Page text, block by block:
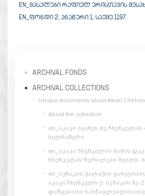
EN_ᲛᲐᲡᲐᲚᲔᲑᲘ ᲠᲐᲤᲘᲔᲚ ᲔᲠᲘᲡᲗᲐᲕᲘᲡ
EN_ᲤᲝᲜᲓᲘ 2, ᲐᲜᲐᲬᲔᲠᲘ 1, ᲡᲐᲥᲛᲔ 1197
ARCHIVAL FONDS
ARCHIVAL COLLECTIONS
Unique documents about Akaki
About the collection
en_აკაკი ივანეს ძე
ხელნაწერი
en_აკაკი ჩხენკელის მამის
ჩხენკელის წერილები შვილს.
en_სენაკის ქალაქის
აკაკი ჩხენკელს ქ. სენაკის
დაწყებითი